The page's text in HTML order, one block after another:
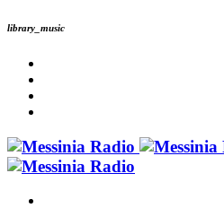
library_music